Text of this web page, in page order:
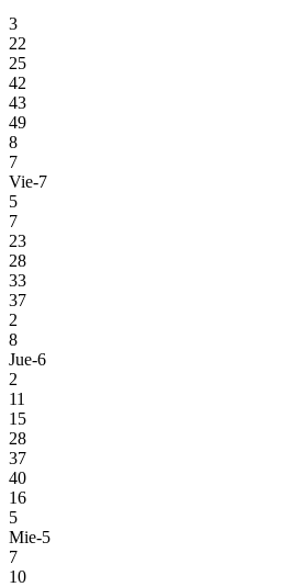
3
22
25
42
43
49
8
7
Vie-7
5
7
23
28
33
37
2
8
Jue-6
2
11
15
28
37
40
16
5
Mie-5
7
10